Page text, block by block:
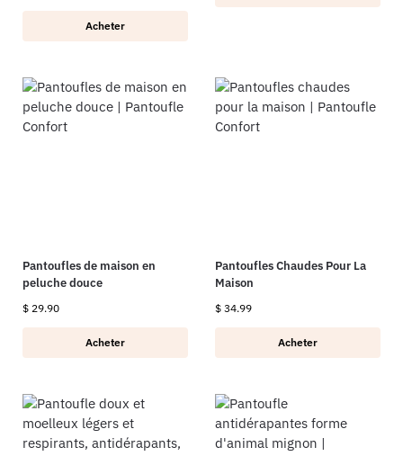
Acheter
Pantoufles de maison en
peluche douce
$ 29.90
Acheter
Pantoufles Chaudes Pour La
Maison
$ 34.99
Acheter